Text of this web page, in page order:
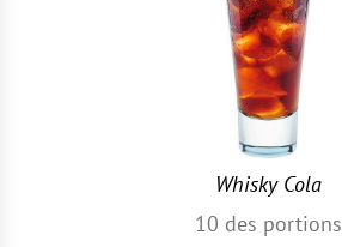
Whisky Cola
10 des portions